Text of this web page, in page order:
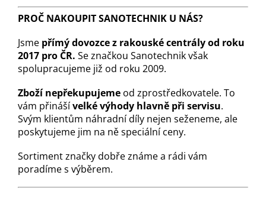
PROČ NAKOUPIT SANOTECHNIK U NÁS?
Jsme přímý dovozce z rakouské centrály od roku
2017 pro ČR. Se značkou Sanotechnik však
spolupracujeme již od roku 2009.
Zboží nepřekupujeme od zprostředkovatele. To
vám přinášívelké výhody hlavně při servisu.
Svým klientům náhradní díly nejen seženeme, ale
poskytujeme jim na ně speciální ceny.
Sortiment značky dobře známe a rádi vám
poradíme s výběrem.